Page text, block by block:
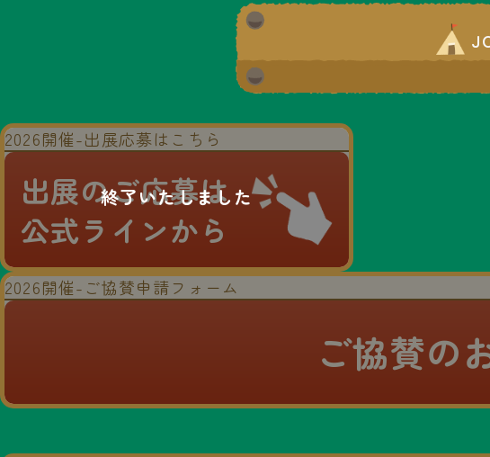
2026開催-出展応募はこちら
出展のご応募は
公式ラインから
2026開催-ご協賛申請フォーム
ご協賛の